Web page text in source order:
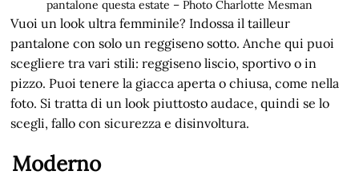
pantalone questa estate – Photo Charlotte Mesman
Vuoi un look ultra femminile? Indossa il tailleur
pantalone con solo un reggiseno sotto. Anche qui puoi
scegliere tra vari stili: reggiseno liscio, sportivo o in
pizzo. Puoi tenere la giacca aperta o chiusa, come nella
foto. Si tratta di un look piuttosto audace, quindi se lo
scegli, fallo con sicurezza e disinvoltura.
Moderno